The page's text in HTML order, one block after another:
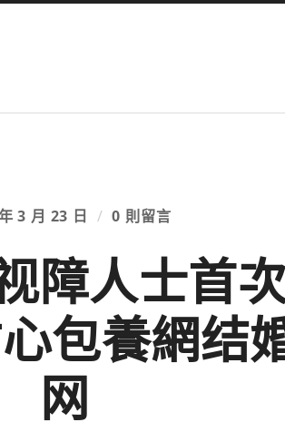
3 月 23 日 / 0 則留言
障人士首
包養網结
网